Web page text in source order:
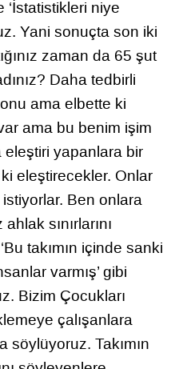
niye
Yani sonuçta son iki
zaman da 65 şut
Daha tedbirli
ama elbette ki
ama bu benim işim
yapanlara bir
eleştirecekler. Onlar
Ben onlara
sınırlarını
takımın içinde sanki
varmış’ gibi
Bizim Çocukları
çalışanlara
söylüyoruz. Takımın